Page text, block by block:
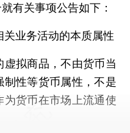
有关事项公告如下：
业务活动的本质属性
拟商品，不由货币当
性等货币属性，不是
货币在市场上流通使